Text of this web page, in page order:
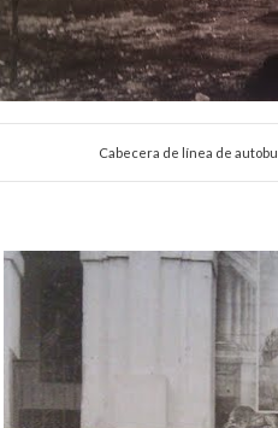
Cabecera de línea de